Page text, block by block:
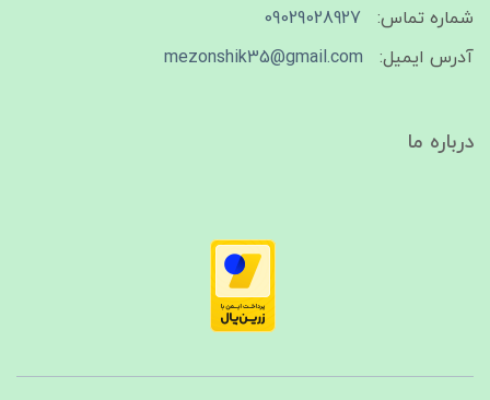
شماره تماس:
09029028927
آدرس ایمیل:
mezonshik35@gmail.com
درباره ما